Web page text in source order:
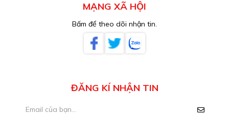
MẠNG XÃ HỘI
Bấm để theo dõi nhận tin.
ĐĂNG KÍ NHẬN TIN